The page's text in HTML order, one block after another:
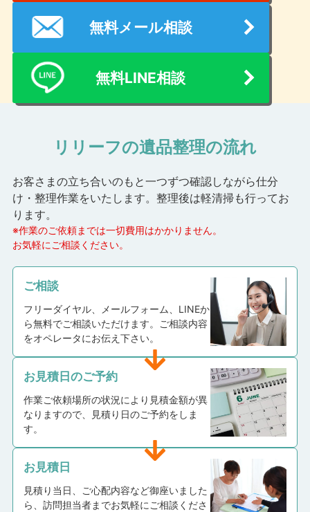
無料メール相談
無料LINE相談
リリーフの遺品整理の流れ
お客さまの立ち合いのもと一つずつ確認しながら仕分
け・整理作業をいたします。 整理後は軽清掃も行ってお
ります。
※作業のご依頼までは一切費用はかかりません。
お気軽にご相談ください。
ご相談
フリーダイヤル、メールフォーム、LINEか
ら無料でご相談いただけます。ご相談内容
をオペレータにお伝え下さい。
お見積日のご予約
作業ご依頼場所の状況により見積金額が異
なりますので、見積り日のご予約をしま
す。
お見積日
見積り当日、ご心配内容など御座いました
ら、訪問担当者までお気軽にご相談くださ